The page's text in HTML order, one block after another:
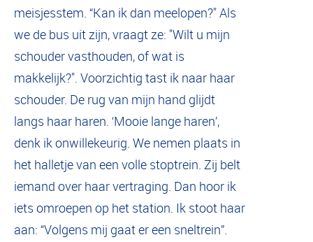
meisjesstem. “Kan ik dan meelopen?" Als
we de bus uit zijn, vraagt ze: "Wilt u mijn
schouder vasthouden, of wat is
makkelijk?". Voorzichtig tast ik naar haar
schouder. De rug van mijn hand glijdt
langs haar haren. ‘Mooie lange haren’,
denk ik onwillekeurig. We nemen plaats in
het halletje van een volle stoptrein. Zij belt
iemand over haar vertraging. Dan hoor ik
iets omroepen op het station. Ik stoot haar
aan: “Volgens mij gaat er een sneltrein”.